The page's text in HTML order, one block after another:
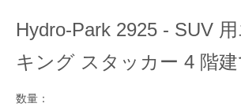
Hydro-Park 2925 - SUV
キング スタッカー 4 階建
数量：